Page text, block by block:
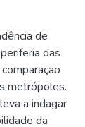
de
das
metrópoles.
a indagar
da